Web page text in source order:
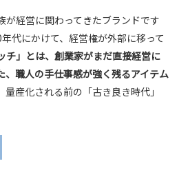
が経営に関わってきたブランドです
代にかけて、経営権が外部に移って
チ」とは、創業家がまだ直接経営に
、職人の手仕事感が強く残るアイテム
産化される前の「古き良き時代」